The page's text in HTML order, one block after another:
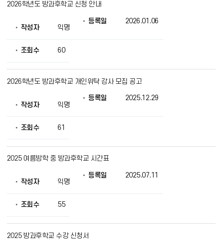
2026학년도 방과후학교 신청 안내
작성자 익명
등록일 2026.01.06
조회수 60
2026학년도 방과후학교 개인위탁 강사 모집 공고
작성자 익명
등록일 2025.12.29
조회수 61
2025 여름방학 중 방과후학교 시간표
작성자 익명
등록일 2025.07.11
조회수 55
2025 방과후학교 수강 신청서